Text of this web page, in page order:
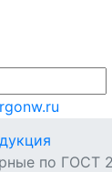
по ГОСТ